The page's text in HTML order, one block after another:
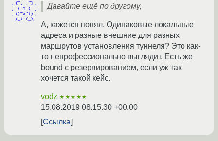
Давайте ещё по другому,
А, кажется понял. Одинаковые локальные
адреса и разные внешние для разных
маршрутов установления туннеля? Это как-
то непрофессионально выглядит. Есть же
bound с резервированием, если уж так
хочется такой кейс.
vodz ★★★★★
15.08.2019 08:15:30 +00:00
Ссылка